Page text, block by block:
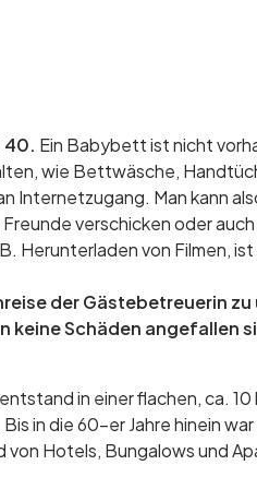
40. Ein Babybett ist nicht
wie Bettwäsche,
Internetzugang. Man kann
verschicken oder
Herunterladen von Filmen,
der Gästebetreuerin
keine Schäden angefallen
in einer flachen, ca.
in die 60-er Jahre hinein
Hotels, Bungalows und